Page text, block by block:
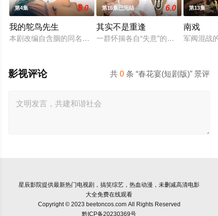
第4集 5.0
我的鸵鸟先生
本剧改编自含胭的同名小说，讲述了邻家女孩庞倩（苏晓彤 饰
第16集已完结 6.0
其实不是重逢
一群怀揣各自“失意”的年轻人，在沿
第13集
南戏
军阀混战
共0 条 “春花宴(短剧版)” 景评
影视评论
星辰影院提供最新热门电视剧，搞笑综艺，热血动漫，未删减高清电影
大全免费在线观看
Copyright © 2023 beetoncos.com All Rights Reserved
黔ICP备20230369号